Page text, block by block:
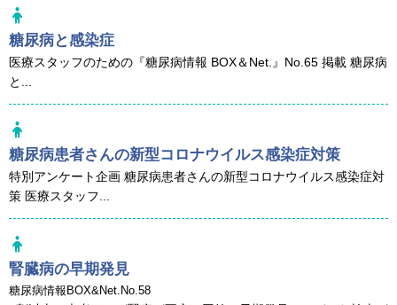
糖尿病と感染症
医療スタッフのための『糖尿病情報 BOX＆Net.』No.65 掲載 糖尿病
と...
糖尿病患者さんの新型コロナウイルス感染症対策
特別アンケート企画 糖尿病患者さんの新型コロナウイルス感染症対
策 医療スタッフ...
腎臓病の早期発見
糖尿病情報BOX&Net.No.58